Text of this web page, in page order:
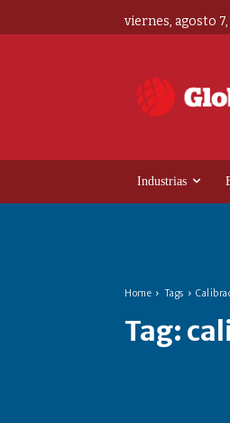
viernes, agosto
Industrias
Home Tags
Tag: